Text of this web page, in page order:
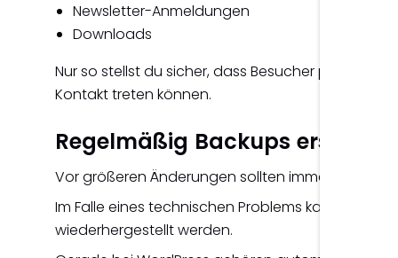
Newsletter-Anmeldungen
Downloads
Nur so stellst du sicher, dass Besucher
Kontakt treten können.
Regelmäßig Backups erstellen
Vor größeren Änderungen sollten immer aktuelle
Im Falle eines technischen Problems kann die
wiederhergestellt werden.